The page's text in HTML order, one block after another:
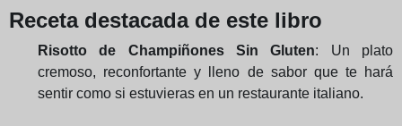
Receta destacada de este libro
Risotto de Champiñones Sin Gluten: Un plato
cremoso, reconfortante y lleno de sabor que te hará
sentir como si estuvieras en un restaurante italiano.